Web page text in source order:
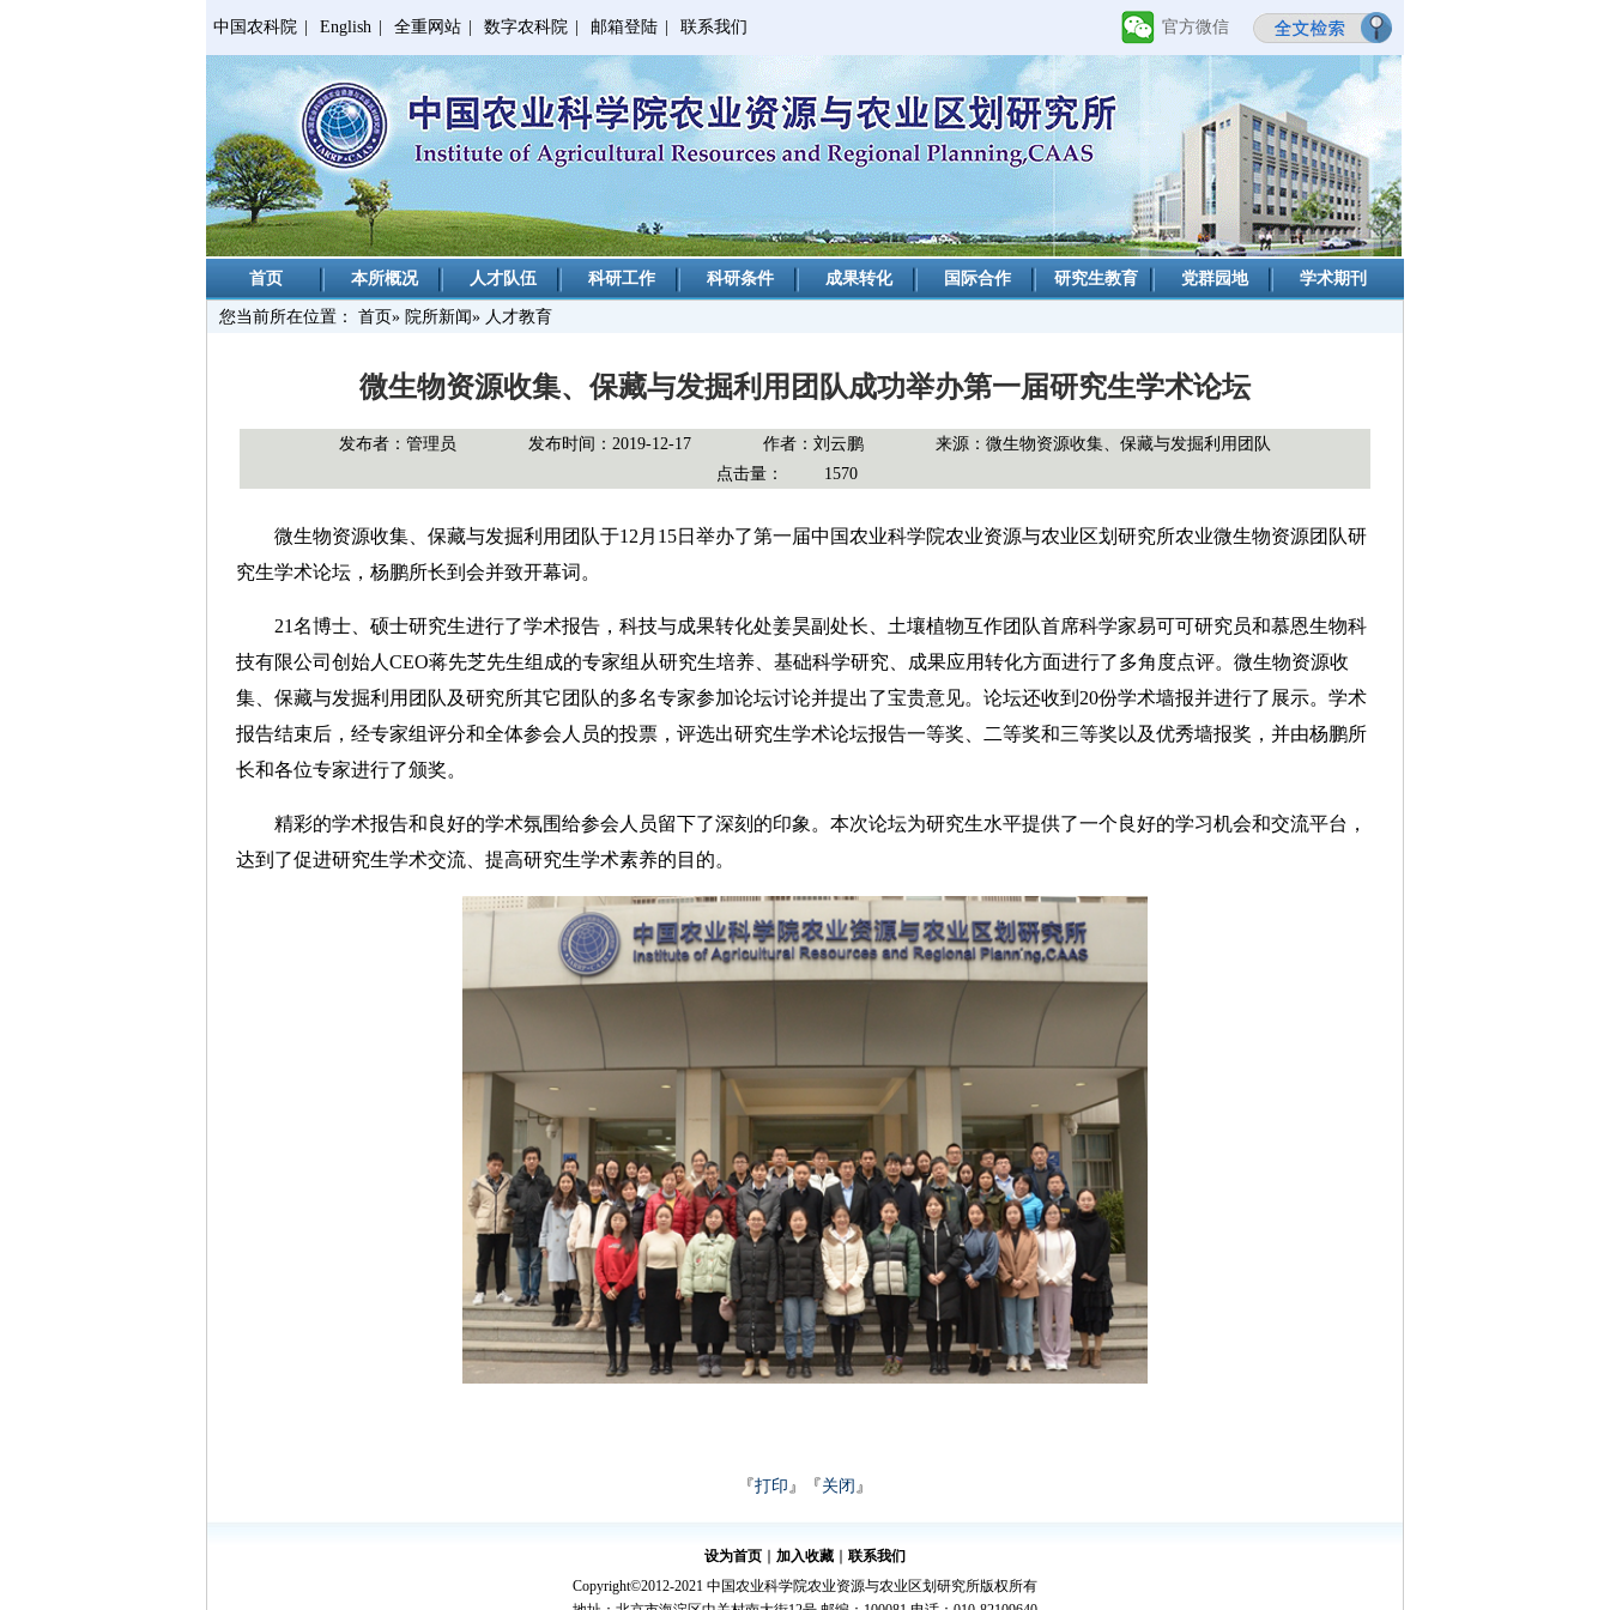
中国农科院 English 全重网站 数字农科院 邮箱登陆 联系我们 官方微信
首页 本所概况 人才队伍 科研工作 科研条件 成果转化 国际合作 研究生教育 党群园地 学术期刊
您当前所在位置： 首页» 院所新闻» 人才教育
微生物资源收集、保藏与发掘利用团队成功举办第一届研究生学术论坛
发布者：管理员 发布时间：2019-12-17 作者：刘云鹏
来源：微生物资源收集、保藏与发掘利用团队
点击量：
1570
微生物资源收集、保藏与发掘利用团队于12月15日举办了第一届中国农业科学院农业资源与农业区划研究所农业微生物资源团队研
究生学术论坛，杨鹏所长到会并致开幕词。
21名博士、硕士研究生进行了学术报告，科技与成果转化处姜昊副处长、土壤植物互作团队首席科学家易可可研究员和慕恩生物科
技有限公司创始人CEO蒋先芝先生组成的专家组从研究生培养、基础科学研究、成果应用转化方面进行了多角度点评。微生物资源收
集、保藏与发掘利用团队及研究所其它团队的多名专家参加论坛讨论并提出了宝贵意见。论坛还收到20份学术墙报并进行了展示。学术
报告结束后，经专家组评分和全体参会人员的投票，评选出研究生学术论坛报告一等奖、二等奖和三等奖以及优秀墙报奖，并由杨鹏所
长和各位专家进行了颁奖。
精彩的学术报告和良好的学术氛围给参会人员留下了深刻的印象。本次论坛为研究生水平提供了一个良好的学习机会和交流平台，
达到了促进研究生学术交流、提高研究生学术素养的目的。
『打印』『 关闭 』
设为首页 加入收藏
联系我们
Copyright©2012-2021 中国农业科学院农业资源与农业区划研究所版权所有